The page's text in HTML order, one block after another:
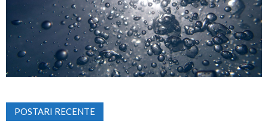
POSTARI RECENTE